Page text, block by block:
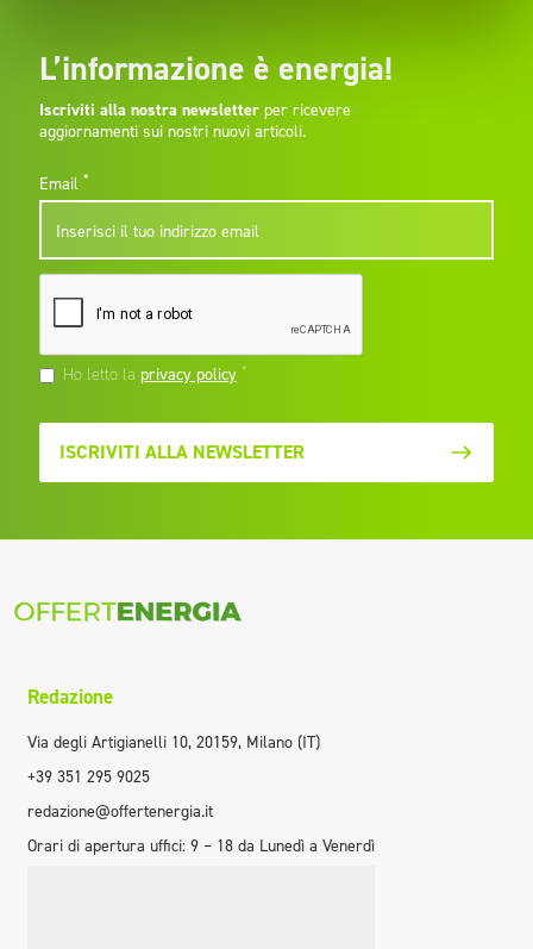
L’informazione è energia!
Iscriviti alla nostra newsletterper ricevere
aggiornamenti sui nostri nuovi articoli.
Email *
Ho letto la privacy policy *
ISCRIVITI ALLA NEWSLETTER
Redazione
Via degli Artigianelli 10, 20159, Milano (IT)
+39 351 295 9025
redazione@offertenergia.it
Orari di apertura uffici: 9 – 18 da Lunedì a Venerdì